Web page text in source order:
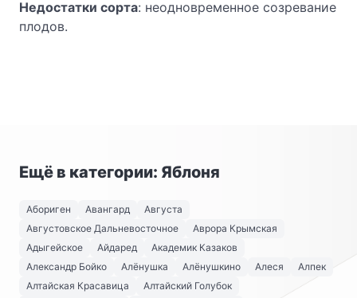
Недостатки сорта: неодновременное созревание
плодов.
Ещё в категории: Яблоня
Абориген Авангард
Августа
Августовское Дальневосточное
Аврора Крымская
Адыгейское
Айдаред
Академик Казаков
Александр Бойко
Алёнушка Алёнушкино Алеся
Алпек
Алтайская Красавица
Алтайский Голубок